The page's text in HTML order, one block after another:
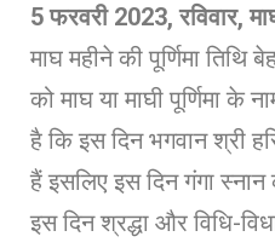
5 फरवरी 2023, रविवार,
माघ महीने की पूर्णिमा तिथि
को माघ या माघी पूर्णिमा के
है कि इस दिन भगवान श्री
हैं इसलिए इस दिन गंगा
इस दिन श्रद्धा और विधि-